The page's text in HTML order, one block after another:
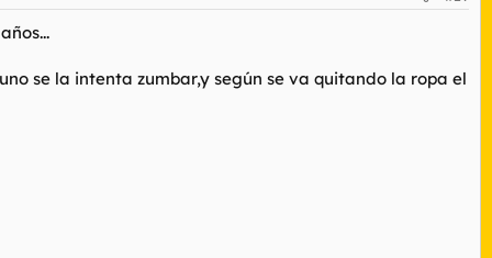
se la intenta zumbar,y según se va quitando la ropa el